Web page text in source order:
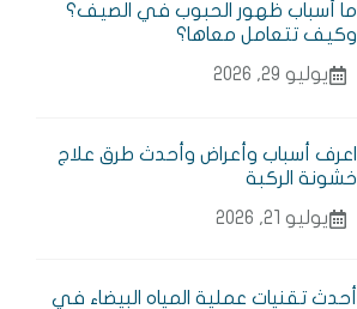
ما أسباب ظهور الحبوب في الصيف؟
وكيف تتعامل معاها؟
يوليو 29, 2026
اعرف أسباب وأعراض وأحدث طرق علاج
خشونة الركبة
يوليو 21, 2026
أحدث تقنيات عملية المياه البيضاء في